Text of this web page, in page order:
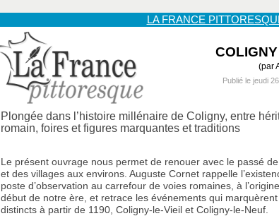
LA FRANCE
(par
Publié le jeudi
Plongée dans l’histoire millénaire de Coligny, entre
romain, foires et figures marquantes et traditions
Le présent ouvrage nous permet de renouer avec le passé
et des villages aux environs. Auguste Cornet rappelle
poste d’observation au carrefour de voies romaines, à
début de notre ère, et retrace les événements qui
distincts à partir de 1190, Coligny-le-Vieil et Coligny-le-Neuf.